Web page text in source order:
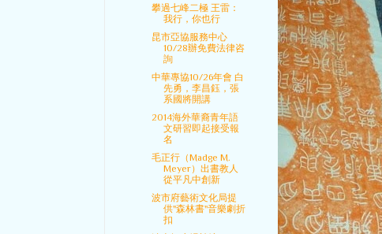
攀過七峰二極 王雷：
我行，你也行
昆市亞協服務中心
10/28辦免費法律咨
詢
中華專協10/26年會 白
先勇，李昌鈺，張
系國將開講
2014海外華裔青年語
文研習即起接受報
名
毛正行（Madge M.
Meyer）出書教人
從平凡中創新
波市府藝術文化局提
供"森林書"音樂劇折
扣